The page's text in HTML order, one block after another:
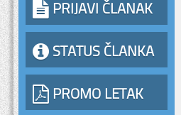
PRIJAVI ČLANAK
STATUS ČLANKA
PROMO LETAK